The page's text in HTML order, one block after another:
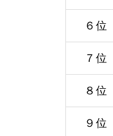
６位
７位
８位
９位